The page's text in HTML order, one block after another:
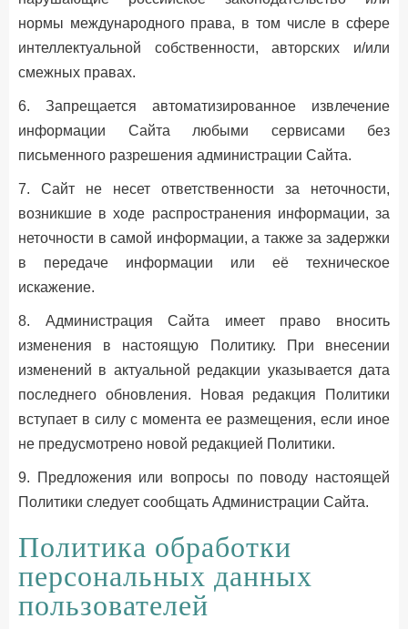
нормы международного права, в том числе в сфере
интеллектуальной собственности, авторских и/или
смежных правах.
6. Запрещается автоматизированное извлечение
информации Сайта любыми сервисами без
письменного разрешения администрации Сайта.
7. Сайт не несет ответственности за неточности,
возникшие в ходе распространения информации, за
неточности в самой информации, а также за задержки
в передаче информации или её техническое
искажение.
8. Администрация Сайта имеет право вносить
изменения в настоящую Политику. При внесении
изменений в актуальной редакции указывается дата
последнего обновления. Новая редакция Политики
вступает в силу с момента ее размещения, если иное
не предусмотрено новой редакцией Политики.
9. Предложения или вопросы по поводу настоящей
Политики следует сообщать Администрации Сайта.
Политика обработки
персональных данных
пользователей